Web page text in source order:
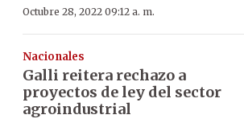
Octubre 28, 2022 09:12 a. m.
Nacionales
Galli reitera rechazo a
proyectos de ley del sector
agroindustrial